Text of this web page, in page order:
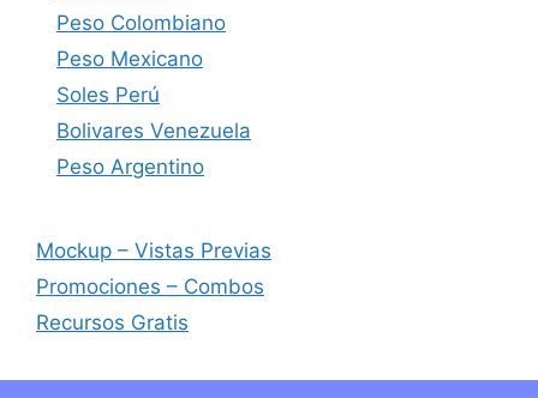
Peso Colombiano
Peso Mexicano
Soles Perú
Bolivares Venezuela
Peso Argentino
Mockup – Vistas Previas
Promociones – Combos
Recursos Gratis